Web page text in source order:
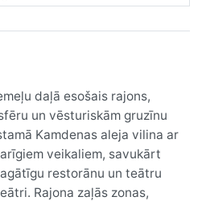
daļā esošais rajons,
un vēsturiskām gruzīnu
Kamdenas aleja vilina ar
veikaliem, savukārt
restorānu un teātru
Rajona zaļās zonas,